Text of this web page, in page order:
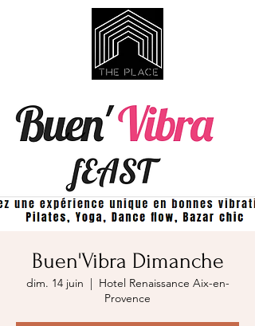
Buen'Vibra Dimanche
dim. 14 juin
  |
Hotel Renaissance Aix-en-
Provence